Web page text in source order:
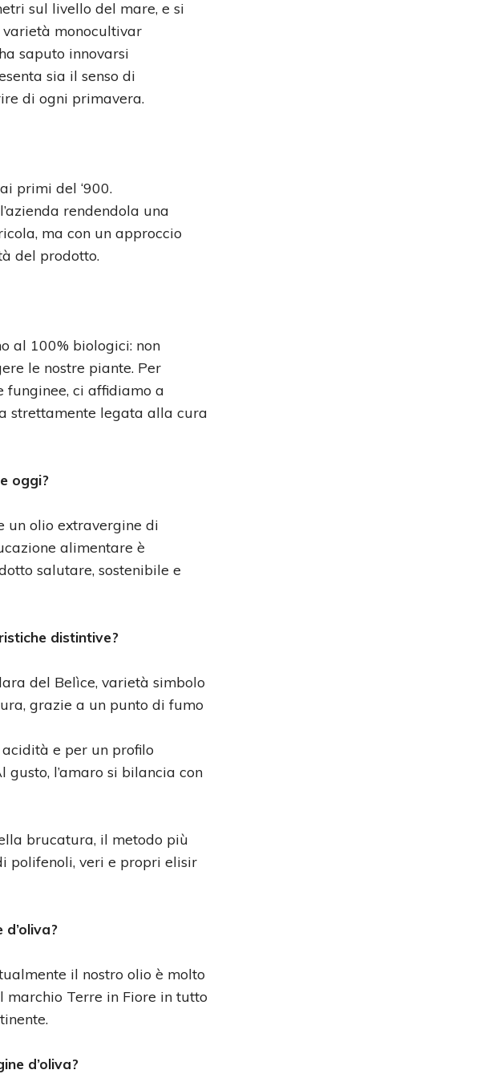
sul livello del mare, e si
varietà monocultivar
saputo innovarsi
sia il senso di
di ogni primavera.
primi del ‘900.
rendendola una
ma con un approccio
del prodotto.
al 100% biologici: non
le nostre piante. Per
funginee, ci affidiamo a
strettamente legata alla cura
oggi?
un olio extravergine di
alimentare è
salutare, sostenibile e
distintive?
del Belìce, varietà simbolo
grazie a un punto di fumo
e per un profilo
l’amaro si bilancia con
brucatura, il metodo più
polifenoli, veri e propri elisir
il nostro olio è molto
marchio Terre in Fiore in tutto
d’oliva?